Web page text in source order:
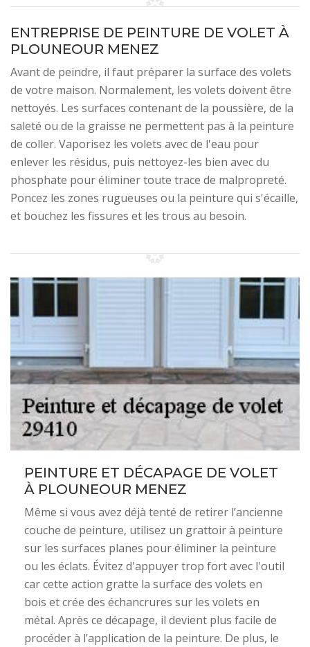
ENTREPRISE DE PEINTURE DE VOLET À
PLOUNEOUR MENEZ
Avant de peindre, il faut préparer la surface des volets
de votre maison. Normalement, les volets doivent être
nettoyés. Les surfaces contenant de la poussière, de la
saleté ou de la graisse ne permettent pas à la peinture
de coller. Vaporisez les volets avec de l'eau pour
enlever les résidus, puis nettoyez-les bien avec du
phosphate pour éliminer toute trace de malpropreté.
Poncez les zones rugueuses ou la peinture qui s'écaille,
et bouchez les fissures et les trous au besoin.
PEINTURE ET DÉCAPAGE DE VOLET
À PLOUNEOUR MENEZ
Même si vous avez déjà tenté de retirer l’ancienne
couche de peinture, utilisez un grattoir à peinture
sur les surfaces planes pour éliminer la peinture
ou les éclats. Évitez d'appuyer trop fort avec l'outil
car cette action gratte la surface des volets en
bois et crée des échancrures sur les volets en
métal. Après ce décapage, il devient plus facile de
procéder à l’application de la peinture. De plus, le